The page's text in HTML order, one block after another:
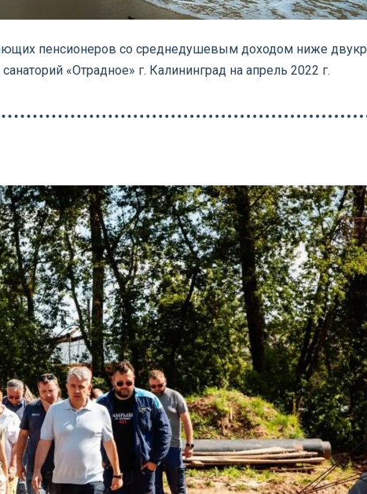
пенсионеров со среднедушевым доходом ниже
«Отрадное» г. Калининград на апрель 2022 г.